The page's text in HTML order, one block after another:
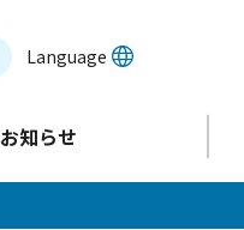
Language
お知らせ